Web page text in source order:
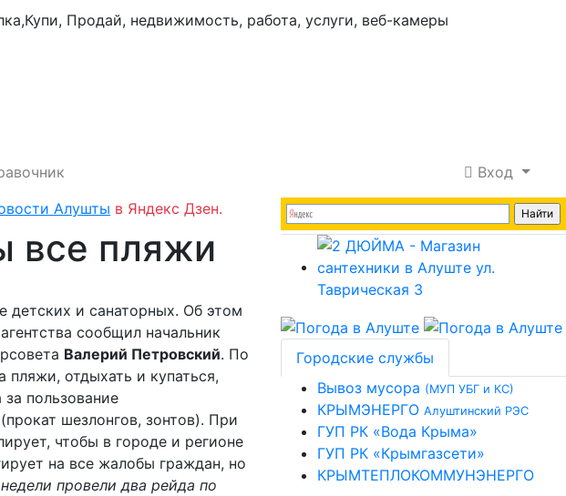
Вход
Алушты в Яндекс Дзен.
все пляжи
детских и санаторных. Об этом
сообщил начальник
Валерий Петровский. По
отдыхать и купаться,
пользование
шезлонгов, зонтов). При
чтобы в городе и регионе
на все жалобы граждан, но
провели два рейда по
Городские службы
Вывоз мусора (МУП УБГ и КС)
КРЫМЭНЕРГО Алуштинский РЭС
ГУП РК «Вода Крыма»
ГУП РК «Крымгазсети»
КРЫМТЕПЛОКОММУНЭНЕРГО